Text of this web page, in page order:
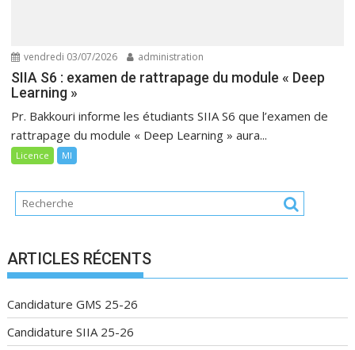
vendredi 03/07/2026 administration
SIIA S6 : examen de rattrapage du module « Deep
Learning »
Pr. Bakkouri informe les étudiants SIIA S6 que l’examen de
rattrapage du module « Deep Learning » aura...
Licence MI
ARTICLES RÉCENTS
Candidature GMS 25-26
Candidature SIIA 25-26